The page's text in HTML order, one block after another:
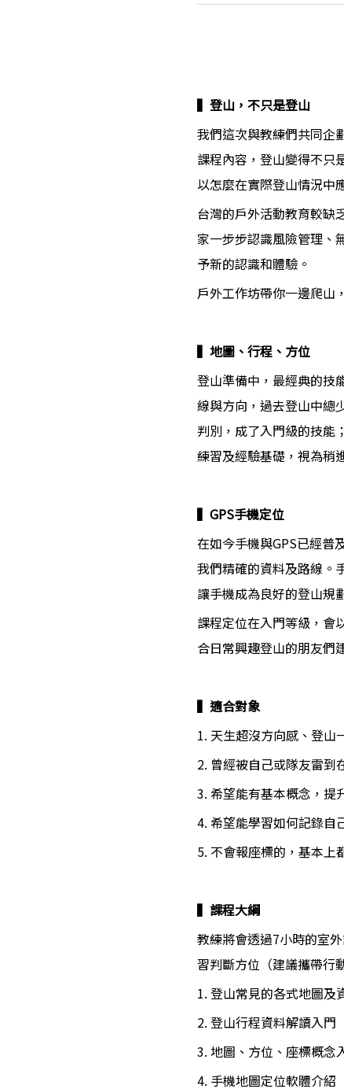
▍登山，不只是登山
我們這次與教練們共同企
課程內容，登山變得不只
以怎麼在實際登山情況中
台灣的戶外活動教育較缺
家一步步認識風險管理、
予新的認識和體驗。
戶外工作坊帶你一邊爬山
▍地圖、行程、方位
登山準備中，最經典的技
線與方向，過去登山中總
判別，成了入門級的技能
練習及經驗基礎，視為稍
▍GPS手機定位
在如今手機與GPS已經普
我們精確的資料及路線。
讓手機成為良好的登山規
課程定位在入門等級，會
合日常興趣登山的朋友們
▍適合對象
1. 天生超沒方向感、登山
2. 曾經被自己或隊友雷到
3. 希望能有基本概念，提
4. 希望能學習如何記錄自
5. 不會報座標的，基本上
▍課程大綱
教練將會透過7小時的室
習判斷方位（建議攜帶行
1. 登山常見的各式地圖及
2. 登山行程資料解讀入門
3. 地圖、方位、座標概念
4. 手機地圖定位軟體介紹